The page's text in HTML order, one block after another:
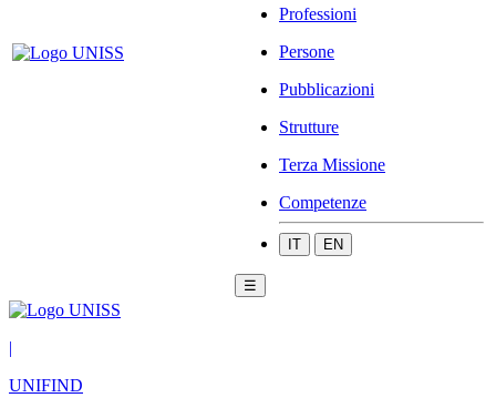
Professioni
Persone
Pubblicazioni
Strutture
Terza Missione
Competenze
IT EN
☰
|
UNIFIND